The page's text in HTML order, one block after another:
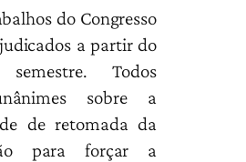
do Congresso
a partir do
semestre. Todos
sobre a
de retomada da
para forçar a